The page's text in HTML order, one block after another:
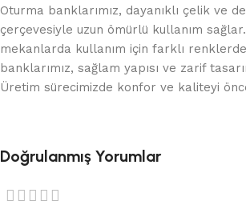
Oturma banklarımız, dayanıklı çelik ve
çerçevesiyle uzun ömürlü kullanım
mekanlarda kullanım için farklı
banklarımız, sağlam yapısı ve zarif
Üretim sürecimizde konfor ve kaliteyi
Doğrulanmış Yorumlar